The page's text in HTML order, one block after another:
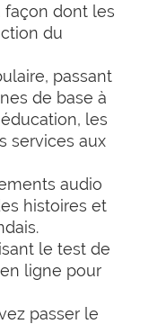
façon dont les
du
passant
de base à
les
services aux
audio
histoires et
le test de
ligne pour
passer le